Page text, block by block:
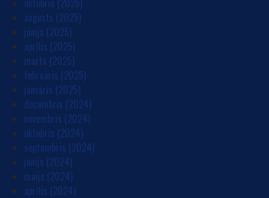
oktobris (2025)
augusts (2025)
jūnijs (2025)
aprīlis (2025)
marts (2025)
februāris (2025)
janvāris (2025)
decembris (2024)
novembris (2024)
oktobris (2024)
septembris (2024)
jūnijs (2024)
maijs (2024)
aprīlis (2024)